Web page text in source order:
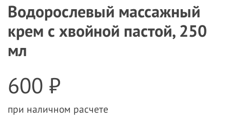
Водорослевый массажный
крем с хвойной пастой, 250
мл
600 ₽
при наличном расчете